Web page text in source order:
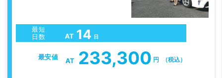
最短
日数
AT 14 日
最安値 AT 233,300 円 （税込）